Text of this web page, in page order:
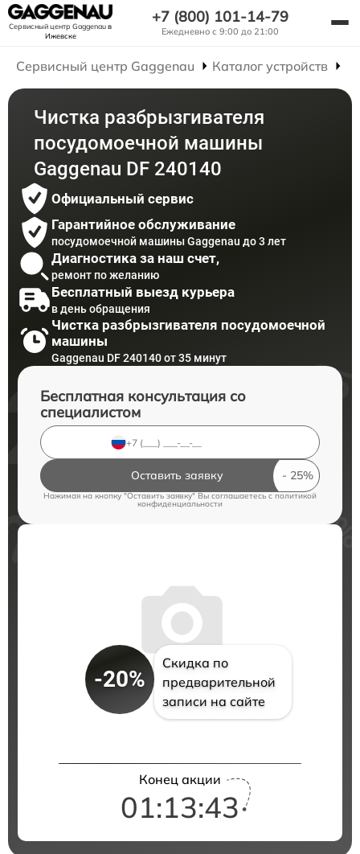
Сервисный центр Gaggenauв
Ижевске
+7 (800) 101-14-79
Ежедневно с 9:00 до 21:00
Сервисный центр Gaggenau Каталог устройств
Чистка разбрызгивателя
посудомоечной машины
Gaggenau DF 240140
Официальный сервис
Гарантийное обслуживание
посудомоечной машины Gaggenau до 3 лет
Диагностика за наш счет,
ремонт по желанию
Бесплатный выезд курьера
в день обращения
Чистка разбрызгивателя посудомоечной
машины
Gaggenau DF 240140 от 35 минут
Бесплатная консультация со
специалистом
Оставить заявку
Нажимая на кнопку "Оставить заявку" Вы соглашаетесь c политикой
конфиденциальности
-20%
Скидка по
предварительной
записи на сайте
Конец акции
01:13:42